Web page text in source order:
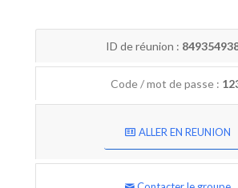
ID de réunion :
Code / mot de passe :
ALLER EN REUNION